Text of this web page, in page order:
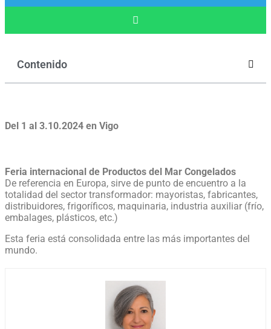
Contenido
Del 1 al 3.10.2024 en Vigo
Feria internacional de Productos del Mar Congelados
De referencia en Europa, sirve de punto de encuentro a la
totalidad del sector transformador: mayoristas, fabricantes,
distribuidores, frigoríficos, maquinaria, industria auxiliar (frío,
embalages, plásticos, etc.)
Esta feria está consolidada entre las más importantes del
mundo.